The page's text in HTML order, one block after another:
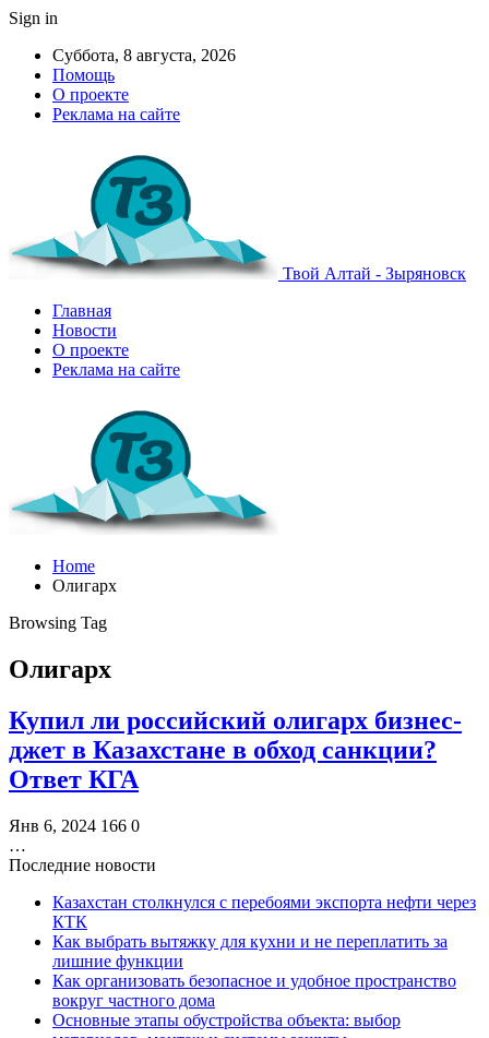
Sign in
Суббота, 8 августа, 2026
Помощь
О проекте
Реклама на сайте
Твой Алтай - Зыряновск
Главная
Новости
О проекте
Реклама на сайте
Home
Олигарх
Browsing Tag
Олигарх
Купил ли российский олигарх бизнес-
джет в Казахстане в обход санкции?
Ответ КГА
Янв 6, 2024 166 0
…
Последние новости
Казахстан столкнулся с перебоями экспорта нефти через
КТК
Как выбрать вытяжку для кухни и не переплатить за
лишние функции
Как организовать безопасное и удобное пространство
вокруг частного дома
Основные этапы обустройства объекта: выбор